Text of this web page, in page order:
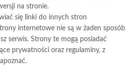
na stronie.
się linki do innych stron
internetowe nie są w żaden sposób
serwis. Strony te mogą posiadać
prywatności oraz regulaminy, z